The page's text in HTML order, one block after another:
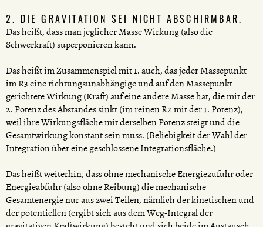
2. DIE GRAVITATION SEI NICHT ABSCHIRMBAR.
Das heißt, dass man jeglicher Masse Wirkung (also die
Schwerkraft) superponieren kann.
Das heißt im Zusammenspiel mit 1. auch, das jeder Massepunkt
im R3 eine richtungsunabhängige und auf den Massepunkt
gerichtete Wirkung (Kraft) auf eine andere Masse hat, die mit der
2. Potenz des Abstandes sinkt (im reinen R2 mit der 1. Potenz),
weil ihre Wirkungsfläche mit derselben Potenz steigt und die
Gesamtwirkung konstant sein muss. (Beliebigkeit der Wahl der
Integration über eine geschlossene Integrationsfläche.)
Das heißt weiterhin, dass ohne mechanische Energiezufuhr oder
Energieabfuhr (also ohne Reibung) die mechanische
Gesamtenergie nur aus zwei Teilen, nämlich der kinetischen und
der potentiellen (ergibt sich aus dem Weg-Integral der